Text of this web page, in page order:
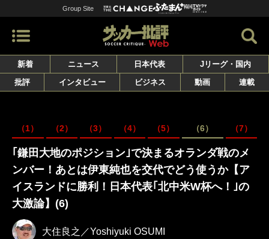
Group Site
新着 ニュース 日本代表
Jリーグ・国内
批評
インタビュー ビジネス 動画 連載
（1） （2） （3） （4） （5） （6） （7）
｢鎌田大地のポジション｣で決まるオランダ戦のメ
ンバー！あとは伊東純也を交代でどう使うか【ア
イスランドに勝利！日本代表｢北中米W杯へ！｣の
大激論】(6)
大住良之／Yoshiyuki OSUMI